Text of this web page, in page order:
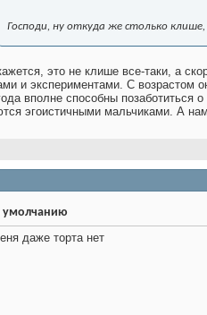
Господи, ну откуда же столько клише,
это не клише все-таки, а
и экспериментами. С возрастом
вполне способны
эгоистичными мальчиками. А
даже торта нет